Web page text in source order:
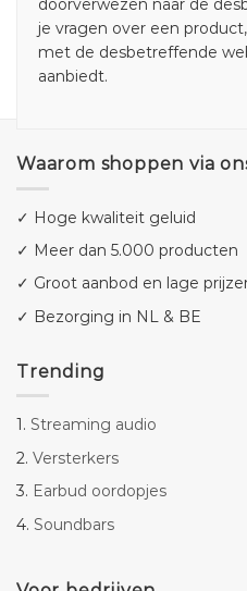
doorverwezen naar de
je vragen over een
met de desbetreffende
aanbiedt.
Waarom shoppen via
✓ Hoge kwaliteit geluid
✓ Meer dan 5.000 producten
✓ Groot aanbod en lage
✓ Bezorging in NL & BE
Trending
1. Streaming audio
2. Versterkers
3. Earbud oordopjes
4. Soundbars